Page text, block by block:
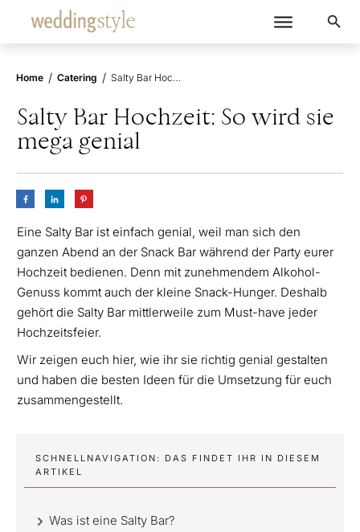
Home / Catering / Salty Bar Hochzeit: So wird sie mega genial
Salty Bar Hochzeit: So wird sie
mega genial
Eine Salty Bar ist einfach genial, weil man sich den
ganzen Abend an der Snack Bar während der Party eurer
Hochzeit bedienen. Denn mit zunehmendem Alkohol-
Genuss kommt auch der kleine Snack-Hunger. Deshalb
gehört die Salty Bar mittlerweile zum Must-have jeder
Hochzeitsfeier.
Wir zeigen euch hier, wie ihr sie richtig genial gestalten
und haben die besten Ideen für die Umsetzung für euch
zusammengestellt.
SCHNELLNAVIGATION: DAS FINDET IHR IN DIESEM
ARTIKEL
Was ist eine Salty Bar?